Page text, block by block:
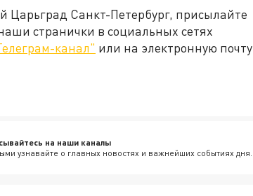
Царьград Санкт-Петербург, присылайте
странички в социальных сетях
канал" или на электронную почту
на наши каналы
узнавайте о главных новостях и важнейших событиях дня.